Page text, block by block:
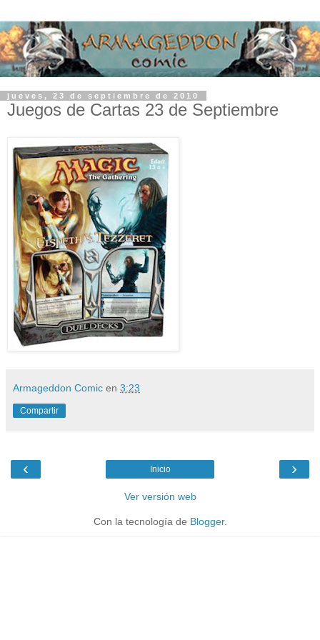
jueves, 23 de septiembre de 2010
Juegos de Cartas 23 de Septiembre
Armageddon Comic en 3:23
Compartir
‹ ›
Inicio
Ver versión web
Con la tecnología de Blogger.